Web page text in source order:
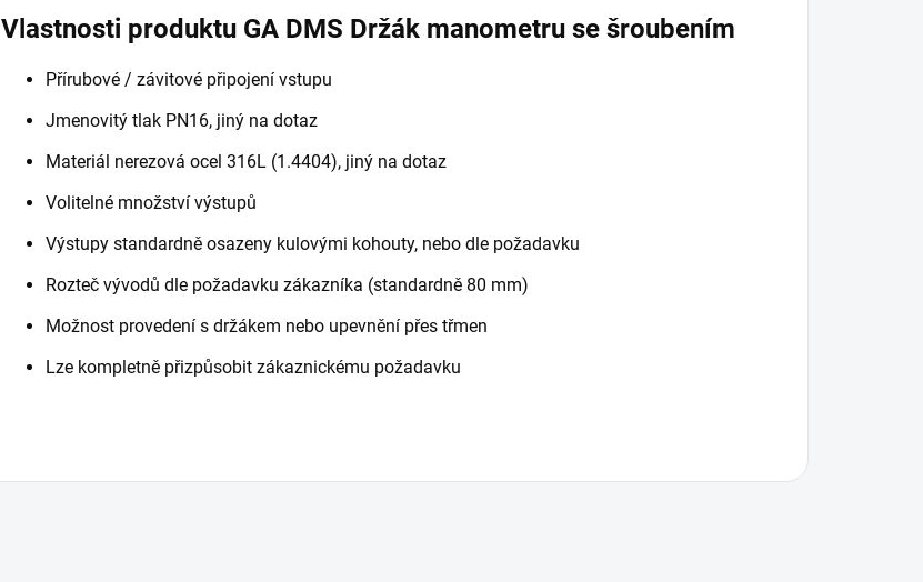
Vlastnosti produktu GA DMS Držák manometru se šroubením
Přírubové / závitové připojení vstupu
Jmenovitý tlak PN16, jiný na dotaz
Materiál nerezová ocel 316L (1.4404), jiný na dotaz
Volitelné množství výstupů
Výstupy standardně osazeny kulovými kohouty, nebo dle požadavku
Rozteč vývodů dle požadavku zákazníka (standardně 80 mm)
Možnost provedení s držákem nebo upevnění přes třmen
Lze kompletně přizpůsobit zákaznickému požadavku